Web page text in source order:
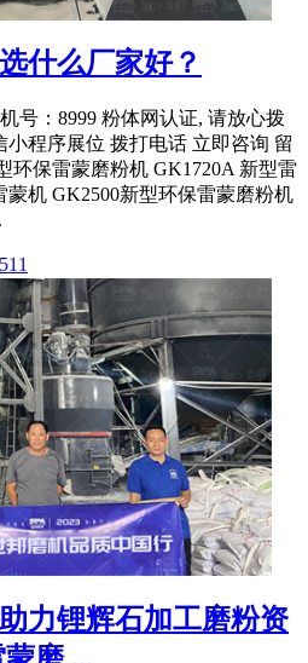
什么厂家好？
号：8999 粉体网认证, 请放心拨
小程序展位 拨打电话 立即咨询 留
环保雷蒙磨粉机 GK1720A 新型雷
蒙机 GK2500新型环保雷蒙磨粉机
力锂辉石加工磨粉资